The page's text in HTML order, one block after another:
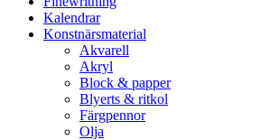
Kalendrar
Konstnärsmaterial
Akvarell
Akryl
Block & papper
Blyerts & ritkol
Färgpennor
Olja